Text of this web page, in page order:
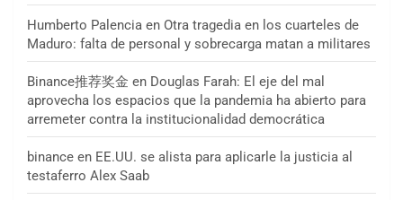
Humberto Palencia en Otra tragedia en los cuarteles de
Maduro: falta de personal y sobrecarga matan a militares
Binance推荐奖金 en Douglas Farah: El eje del mal
aprovecha los espacios que la pandemia ha abierto para
arremeter contra la institucionalidad democrática
binance en EE.UU. se alista para aplicarle la justicia al
testaferro Alex Saab